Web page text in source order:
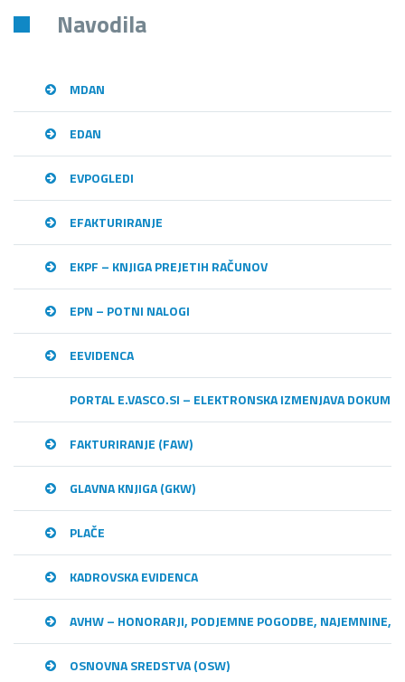
Navodila
MDAN
EDAN
EVPOGLEDI
EFAKTURIRANJE
EKPF – KNJIGA PREJETIH RAČUNOV
EPN – POTNI NALOGI
EEVIDENCA
PORTAL E.VASCO.SI – ELEKTRONSKA IZMENJAVA
FAKTURIRANJE (FAW)
GLAVNA KNJIGA (GKW)
PLAČE
KADROVSKA EVIDENCA
AVHW – HONORARJI, PODJEMNE POGODBE, NAJEMNINE,…
OSNOVNA SREDSTVA (OSW)